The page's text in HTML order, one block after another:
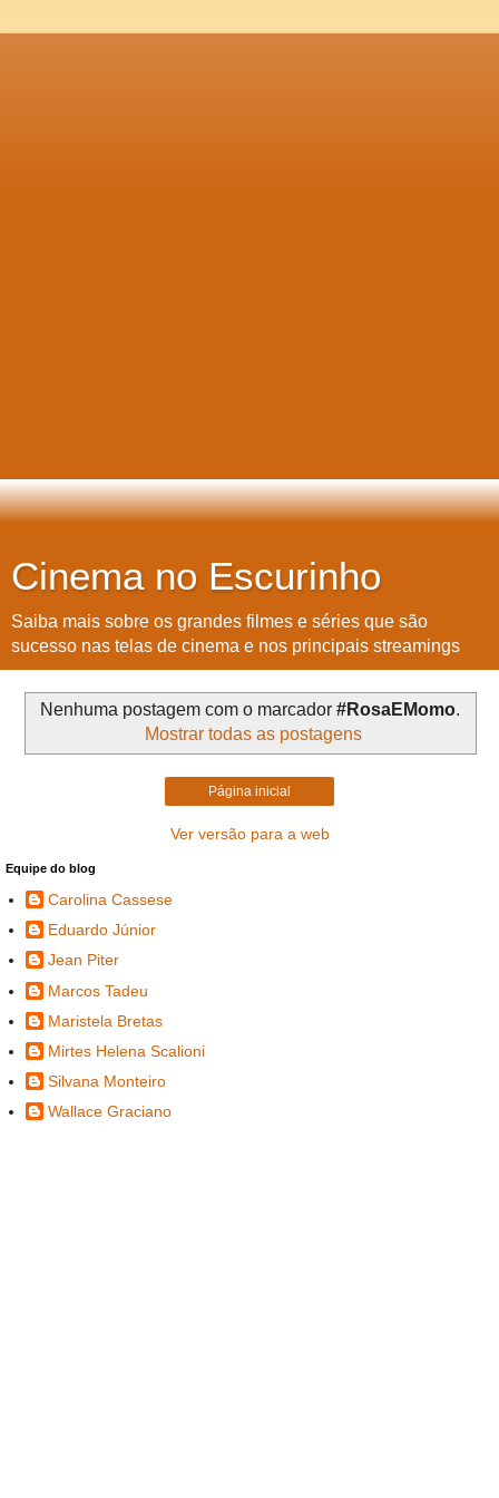
Cinema no Escurinho
Saiba mais sobre os grandes filmes e séries que são
sucesso nas telas de cinema e nos principais streamings
Nenhuma postagem com o marcador #RosaEMomo.
Mostrar todas as postagens
Página inicial
Ver versão para a web
Equipe do blog
Carolina Cassese
Eduardo Júnior
Jean Piter
Marcos Tadeu
Maristela Bretas
Mirtes Helena Scalioni
Silvana Monteiro
Wallace Graciano